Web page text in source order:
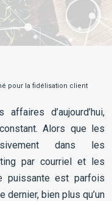
pour la fidélisation client
d’aujourd’hui,
Alors que les
dans les
par courriel et les
puissante est parfois
dernier, bien plus qu’un